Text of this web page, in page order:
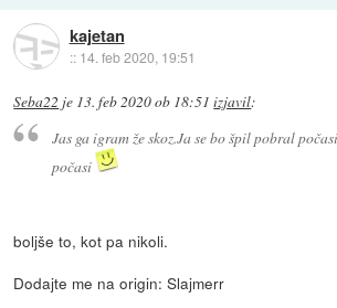
kajetan
:: 14. feb 2020, 19:51
Seba22 je 13. feb 2020 ob 18:51 izjavil:
Jas ga igram že skoz.Ja se bo špil pobral
počasi
boljše to, kot pa nikoli.
Dodajte me na origin: Slajmerr